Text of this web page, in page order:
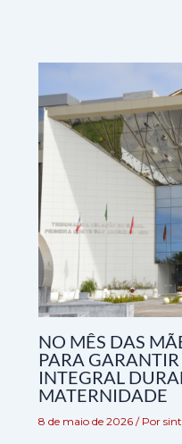
NO MÊS DAS
PARA
INTEGRAL
MATERNIDADE
8 de maio de 2026 / Por